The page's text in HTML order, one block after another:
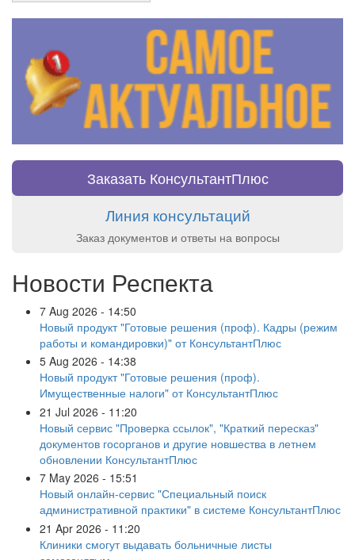
Заказать КонсультантПлюс
Линия консультаций
Заказ документов и ответы на вопросы
Новости Респекта
7 Aug 2026 - 14:50
Новый продукт "Готовые решения (проф). Кадры (режим
работы и командировки)" от КонсультантПлюс
5 Aug 2026 - 14:38
Новый продукт "Готовые решения (проф).
Имущественные налоги" от КонсультантПлюс
21 Jul 2026 - 11:20
Новый сервис "Проверка ссылок", "Краткий пересказ"
документов госорганов и другие новшества в летнем
обновлении КонсультантПлюс
7 May 2026 - 15:51
Новый онлайн-сервис "Специальный поиск
административной практики" в системе КонсультантПлюс
21 Apr 2026 - 11:20
Клиники смогут выдавать больничные листы